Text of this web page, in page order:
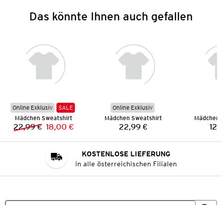
Das könnte Ihnen auch gefallen
Online Exklusiv
SALE
Mädchen Sweatshirt
Vorheriger Preis:
22,99 € Neuer Preis:
18,00 €
Online Exklusiv
Mädchen Sweatshirt
Preis:
22,99 €
KOSTENLOSE LIEFERUNG
in alle österreichischen Filialen